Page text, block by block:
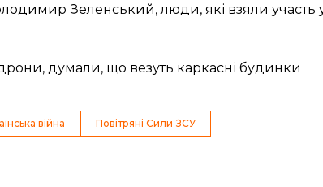
Зеленський, люди, які взяли участь у
думали, що везуть каркасні будинки
війна Повітряні Сили ЗСУ